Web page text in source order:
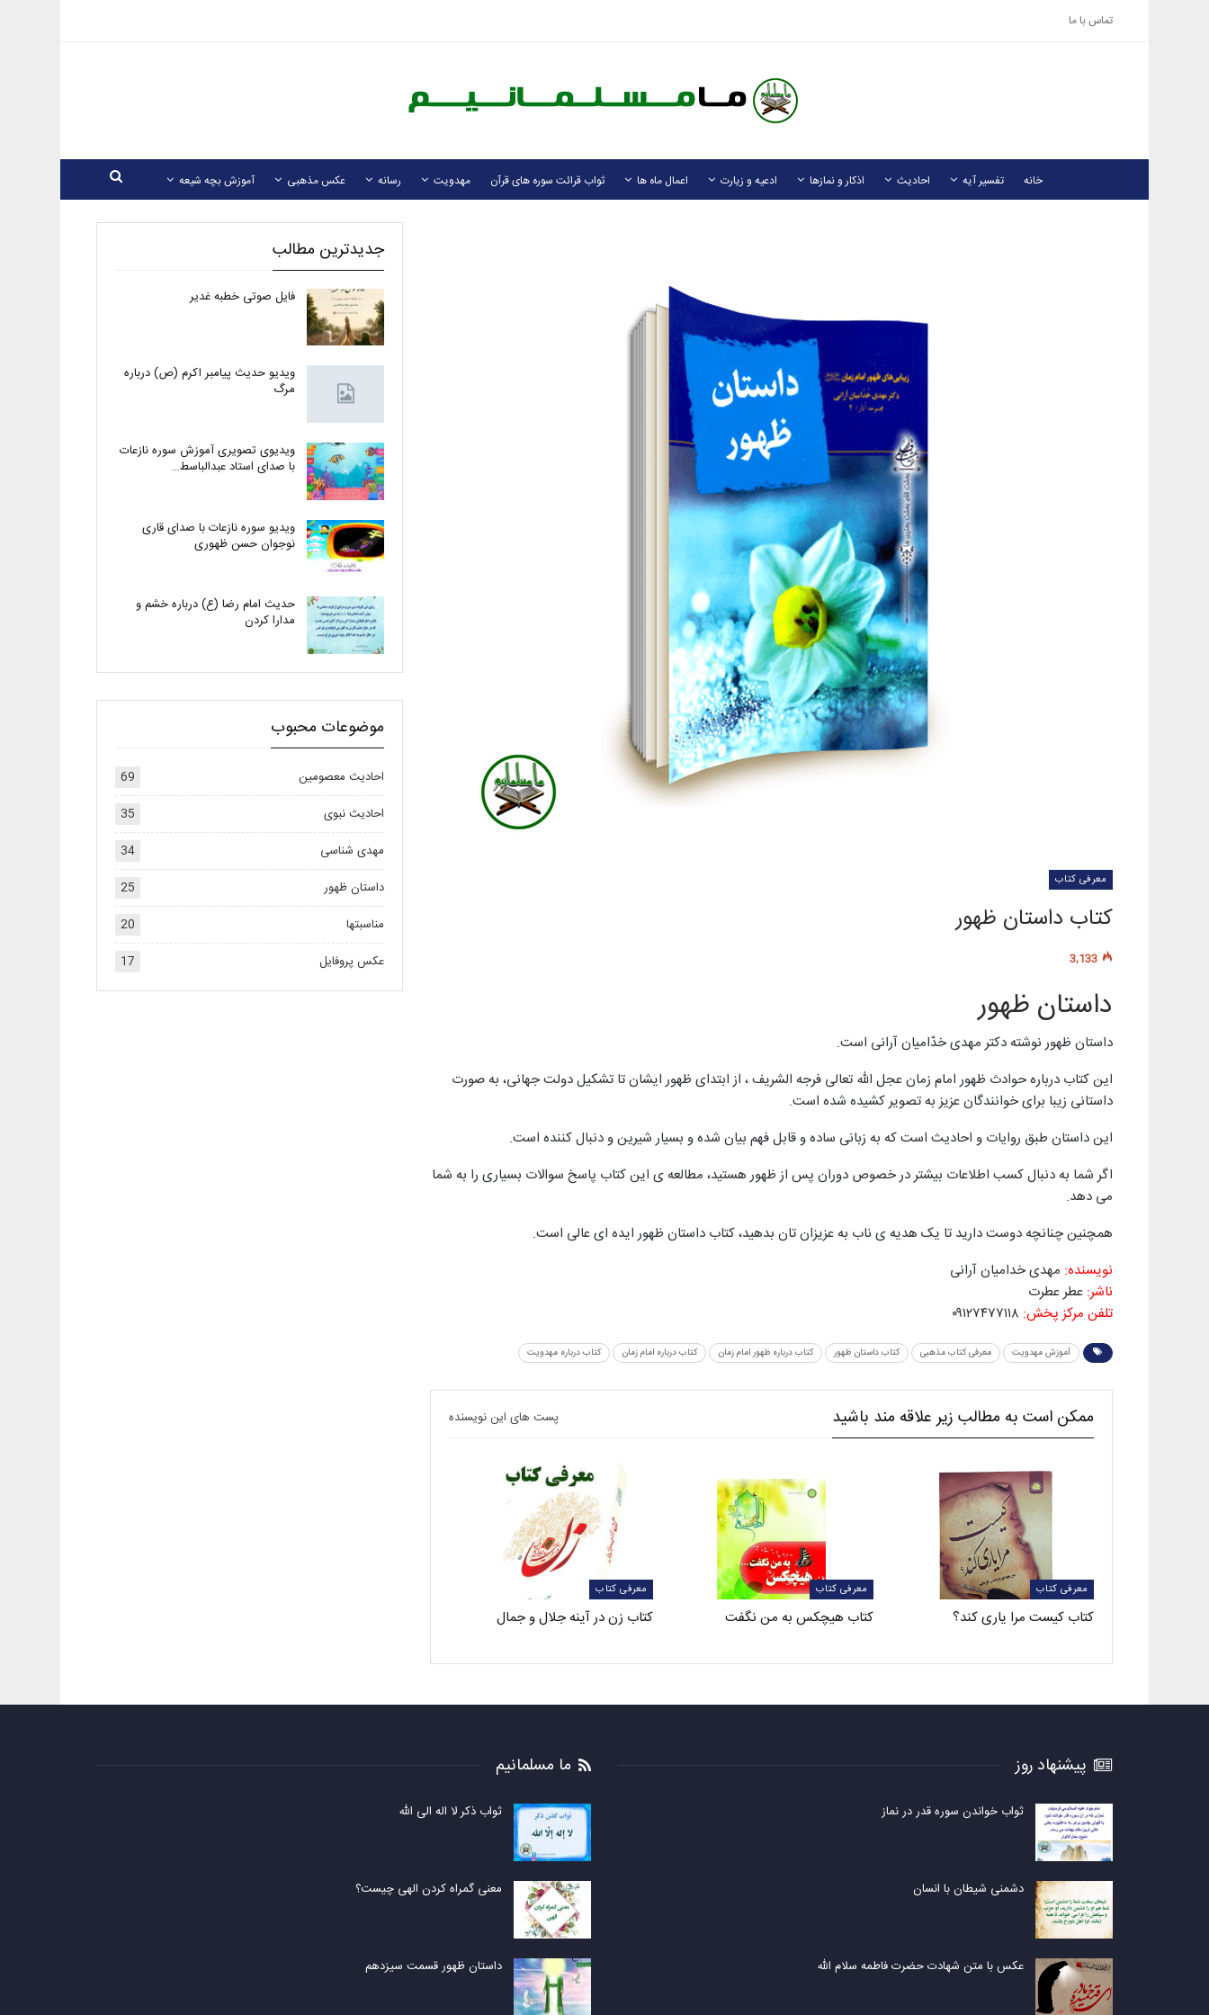
تماس با ما
خانه تفسیر آیه احادیث اذکار و نمازها ادعیه و زیارت اعمال ماه ها ثواب قرائت سوره های قرآن مهدویت رسانه عکس مذهبی آموزش بچه شیعه
معرفی کتاب
کتاب داستان ظهور
داستان ظهور
داستان ظهور نوشته دکتر مهدی خدّامیان آرانی است.
این کتاب درباره حوادث ظهور امام زمان عجل الله تعالی فرجه الشریف ، از ابتدای ظهور ایشان تا تشکیل دولت جهانی، به صورت
داستانی زیبا برای خوانندگان عزیز به تصویر کشیده شده است.
اين داستان طبق روايات و احاديث است كه به زبانی ساده و قابل فهم بيان شده و بسيار شيرين و دنبال كننده است.
اگر شما به دنبال کسب اطلاعات بیشتر در خصوص دوران پس از ظهور هستید، مطالعه ی این کتاب پاسخ سوالات بسیاری را به شما
می دهد.
همچنین چنانچه دوست دارید تا یک هدیه ی ناب به عزیزان تان بدهید، کتاب داستان ظهور ایده ای عالی است.
نویسنده: مهدی خدامیان آرانی
ناشر: عطر عطرت
تلفن مرکز پخش:
آموزش مهدویت معرفی کتاب مذهبی کتاب داستان ظهور کتاب درباره ظهور امام زمان کتاب درباره امام زمان کتاب درباره مهدویت
ممکن است به مطالب زیر علاقه مند باشید پست های این نویسنده
معرفی کتاب
کتاب کیست مرا یاری کند؟
معرفی کتاب
کتاب هیچکس به من نگفت
معرفی کتاب
کتاب زن در آینه جلال و جمال
جدیدترین مطالب
فایل صوتی خطبه غدیر
ویدیو حدیث پیامبر اکرم (ص) درباره
مرگ
ویدیوی تصویری آموزش سوره نازعات
با صدای استاد عبدالباسط…
ویدیو سوره نازعات با صدای قاری
نوجوان حسن ظهوری
حدیث امام رضا (ع) درباره خشم و
مدارا کردن
موضوعات محبوب
احادیث معصومین
69
احادیث نبوی
35
مهدی شناسی
34
داستان ظهور
25
مناسبتها
20
عکس پروفایل
17
پیشنهاد روز
ثواب خواندن سوره قدر در نماز
دشمنی شیطان با انسان
عکس با متن شهادت حضرت فاطمه سلام الله
ما مسلمانیم
ثواب ذکر لا اله الی الله
معنی گمراه کردن الهی چیست؟
داستان ظهور قسمت سیزدهم